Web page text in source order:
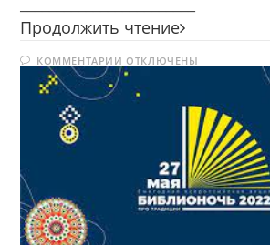
Продолжить чтение Библионочь
2022
КОММЕНТАРИИ К
ЗАПИСИ
БИБЛИОНОЧЬ
—
ОТКЛЮЧЕНЫ